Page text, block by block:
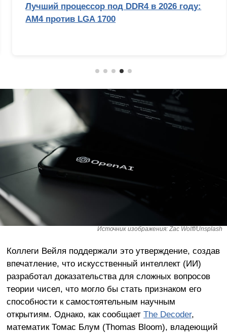
Лучший процессор под DDR4 в 2026 году:
AM4 против LGA 1700
Источник изображения: Zac Wolff/Unsplash
Коллеги Вейля поддержали это утверждение, создав
впечатление, что искусственный интеллект (ИИ)
разработал доказательства для сложных вопросов
теории чисел, что могло бы стать признаком его
способности к самостоятельным научным
открытиям. Однако, как сообщает The Decoder,
математик Томас Блум (Thomas Bloom), владеющий